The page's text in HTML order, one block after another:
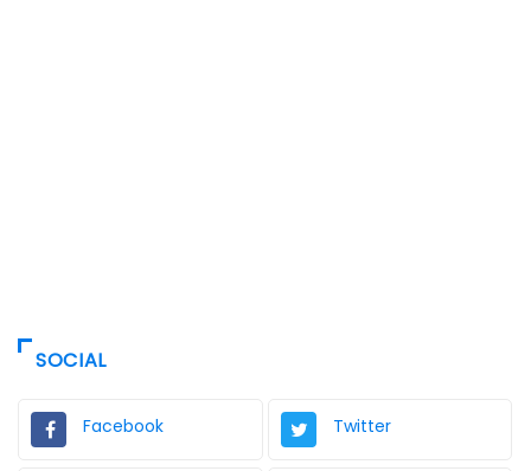
SOCIAL
Facebook Twitter